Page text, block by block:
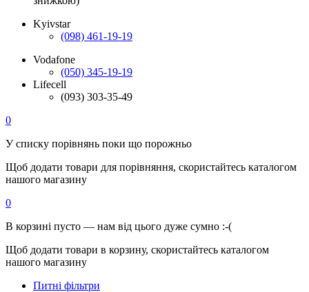
Kyivstar
(098) 461-19-19
Vodafone
(050) 345-19-19
Lifecell
(093) 303-35-49
0
У списку порівнянь поки що порожньо
Щоб додати товари для порівняння, скористайтесь каталогом
нашого магазину
0
В корзині пусто — нам від цього дуже сумно :-(
Щоб додати товари в корзину, скористайтесь каталогом
нашого магазину
Питні фільтри